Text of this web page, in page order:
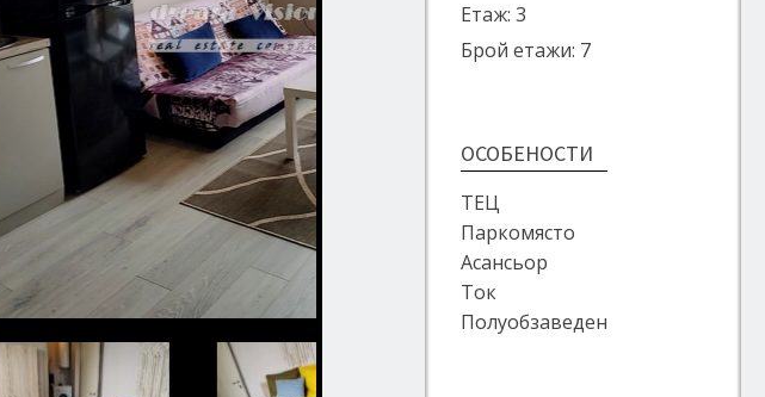
Етаж: 3
Брой етажи: 7
ОСОБЕНОСТИ
ТЕЦ
Паркомясто
Асансьор
Ток
Полуобзаведен